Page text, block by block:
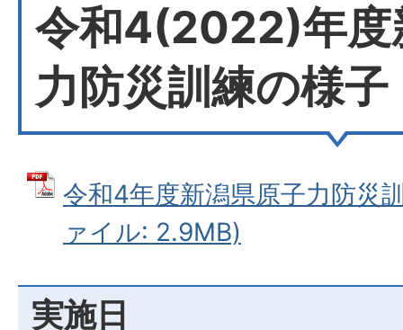
令和4(2022)年度
力防災訓練の様子
令和4年度新潟県原子力防災
ァイル: 2.9MB)
実施日